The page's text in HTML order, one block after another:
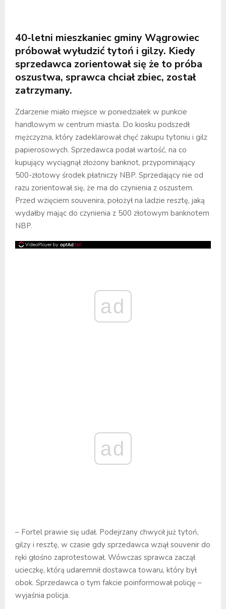
40-letni mieszkaniec gminy Wągrowiec
próbował wyłudzić tytoń i gilzy. Kiedy
sprzedawca zorientował się że to próba
oszustwa, sprawca chciał zbiec, został
zatrzymany.
Zdarzenie miało miejsce w poniedziałek w punkcie
handlowym w centrum miasta. Do kiosku podszedł
mężczyzna, który zadeklarował chęć zakupu tytoniu i gilz
papierosowych. Sprzedawca podał wartość, na co
kupujący wyciągnął złożony banknot, przypominający
500-złotowy środek płatniczy NBP. Sprzedający nie od
razu zorientował się, że ma do czynienia z oszustem.
Przed wzięciem souvenira, położył na ladzie resztę, jaką
wydałby mając do czynienia z 500 złotowym banknotem
NBP.
ad
ad
– Fortel prawie się udał. Podejrzany chwycił już tytoń,
gilzy i resztę, w czasie gdy sprzedawca wziął souvenir do
ręki głośno zaprotestował. Wówczas sprawca zaczął
ucieczkę, którą udaremnił dostawca towaru, który był
obok. Sprzedawca o tym fakcie poinformował policję –
wyjaśnia policja.